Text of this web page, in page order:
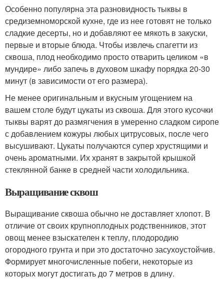
Особенно популярна эта разновидность тыквы в
средиземноморской кухне, где из нее готовят не только
сладкие десерты, но и добавляют ее мякоть в закуски,
первые и вторые блюда. Чтобы извлечь спагетти из
сквоша, плод необходимо просто отварить целиком «в
мундире» либо запечь в духовом шкафу порядка 20-30
минут (в зависимости от его размера).
Не менее оригинальным и вкусным угощением на
вашем столе будут цукаты из сквоша. Для этого кусочки
тыквы варят до размягчения в умеренно сладком сиропе
с добавлением кожуры любых цитрусовых, после чего
высушивают. Цукаты получаются супер хрустящими и
очень ароматными. Их хранят в закрытой крышкой
стеклянной банке в средней части холодильника.
Выращивание сквош
Выращивание сквоша обычно не доставляет хлопот. В
отличие от своих крупноплодных родственников, этот
овощ менее взыскателен к теплу, плодородию
огородного грунта и при это достаточно засухоустойчив.
Формирует многочисленные побеги, некоторые из
которых могут достигать до 7 метров в длину.